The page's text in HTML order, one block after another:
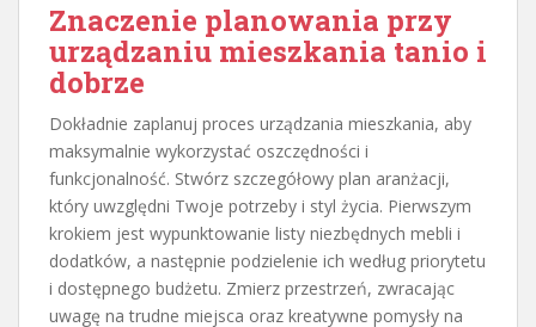
Znaczenie planowania przy
urządzaniu mieszkania tanio i
dobrze
Dokładnie zaplanuj proces urządzania mieszkania, aby
maksymalnie wykorzystać oszczędności i
funkcjonalność. Stwórz szczegółowy plan aranżacji,
który uwzględni Twoje potrzeby i styl życia. Pierwszym
krokiem jest wypunktowanie listy niezbędnych mebli i
dodatków, a następnie podzielenie ich według priorytetu
i dostępnego budżetu. Zmierz przestrzeń, zwracając
uwagę na trudne miejsca oraz kreatywne pomysły na